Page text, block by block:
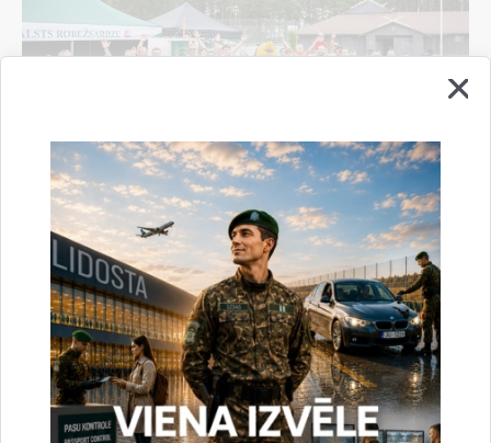
Valsts robežsardze aizvada XXII Sporta sezonas
noslēguma sacensības
04.08.2026.